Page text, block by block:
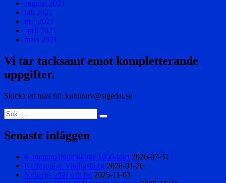
augusti 2021
juli 2021
maj 2021
april 2021
mars 2021
Vi tar tacksamt emot kompletterande
uppgifter.
Skicka ett mail till: kulturarv@sigedal.se
Sök
efter:
Sök
Senaste inläggen
Kommunalfullmäktige 1950-talet 2026-07-31
Kaffestugan Vikingsborg 2026-01-26
Nybergs affär och bil 2025-11-03